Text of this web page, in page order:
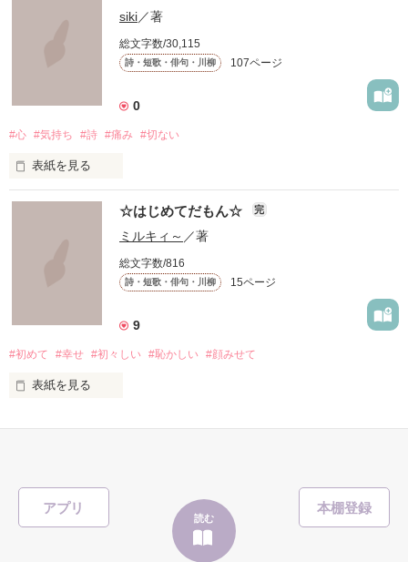
アプリ
読む
ドキッとしてくれますか……？」
長年多くの方にご愛読いただいていて嬉しいです。
2025年もよろしくお願いします♪
胸キュンな台詞を読んで、
たくさん妄想しちゃってください
１冊にまとめて欲しいとの声があったので、
パート２の台詞を、
厳選してこちらに収録しました。
作品を読む
siki／著
総文字数/30,115
詩・短歌・俳句・川柳 107ページ
0
#心 #気持ち #詩 #痛み #切ない
表紙を見る
「日々の詩」
毎日いろいろな思いが生まれて、そして・・・消えていくん
更新するかもしれません。
２００８．１．１２～
作品を読む
☆はじめてだもん☆ 完
ミルキィ～ ／著
総文字数/816
詩・短歌・俳句・川柳 15ページ
9
#初めて #幸せ #初々しい #恥かしい #顔みせて
表紙を見る
     なの…